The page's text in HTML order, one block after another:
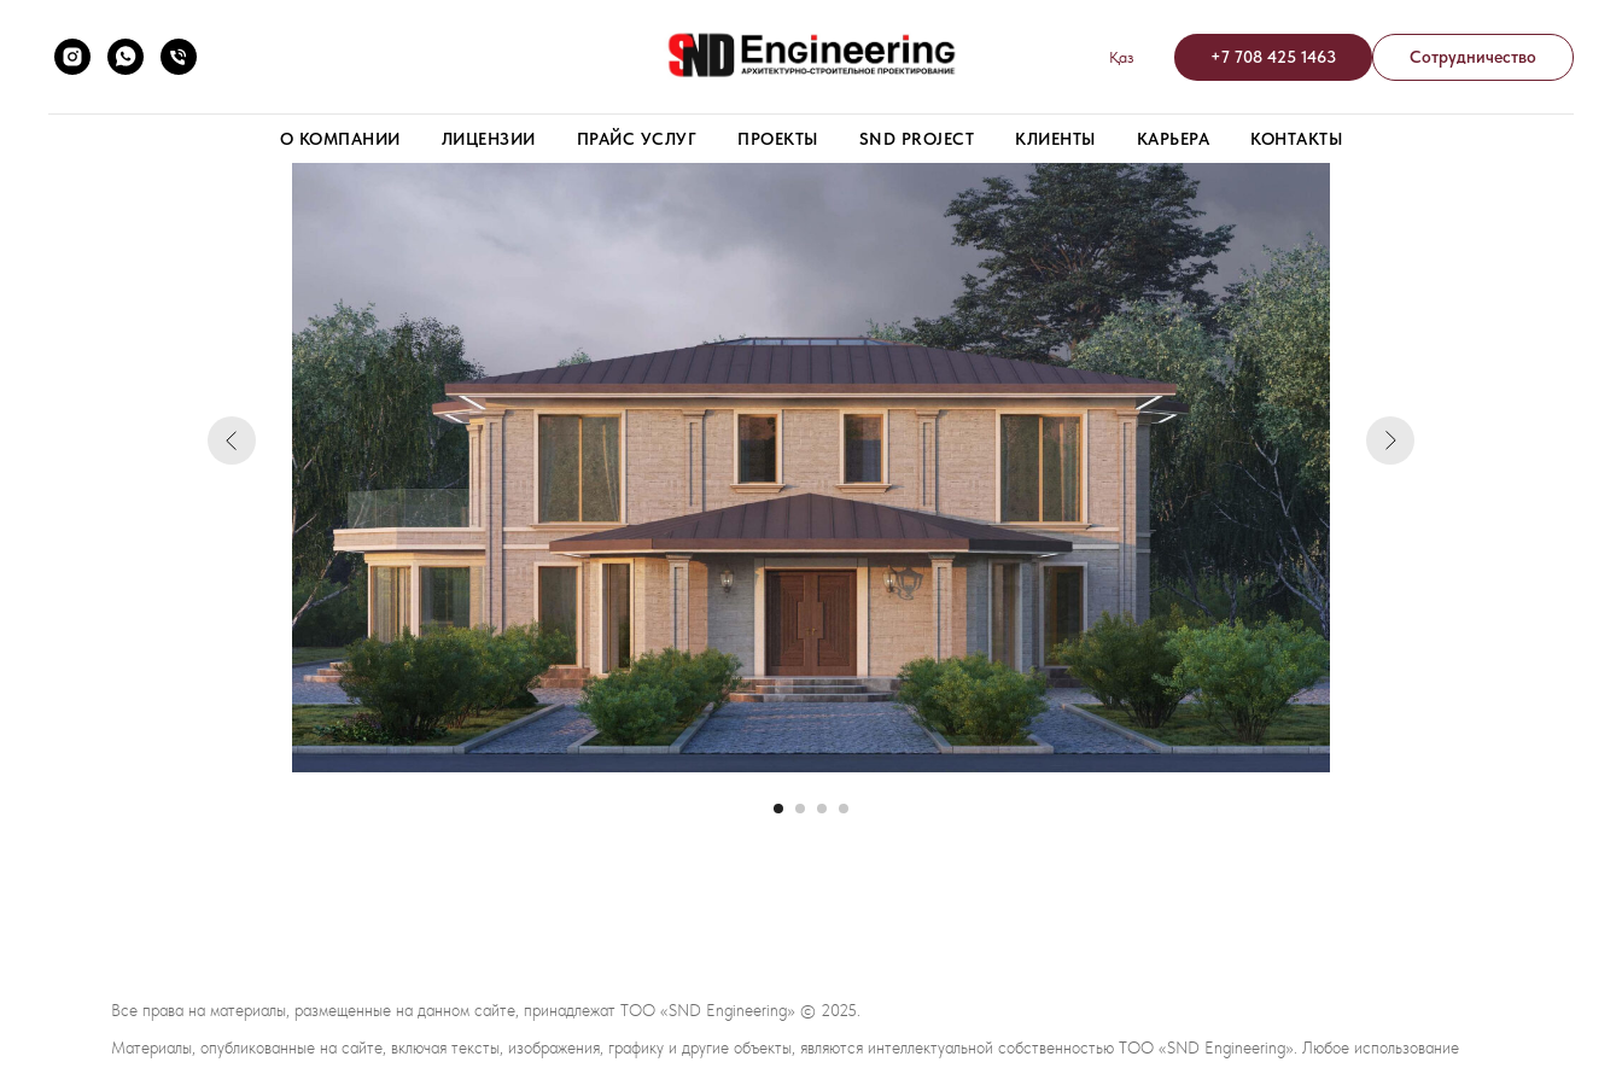
Қаз +7 708 425 1463 Сотрудничество
О КОМПАНИИ ЛИЦЕНЗИИ ПРАЙС УСЛУГ ПРОЕКТЫ SND PROJECT КЛИЕНТЫ КАРЬЕРА КОНТАКТЫ
Все права на материалы, размещенные на данном сайте, принадлежат ТОО «SND Engineering» © 2025.
Материалы, опубликованные на сайте, включая тексты, изображения, графику и другие объекты, являются интеллектуальной собственностью ТОО «SND Engineering». Любое использование